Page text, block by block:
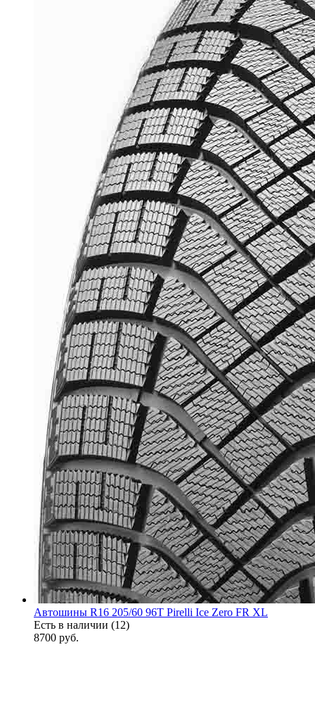
Автошины R16 205/60 96T Pirelli Ice Zero FR XL
Есть в наличии (12)
8700 руб.